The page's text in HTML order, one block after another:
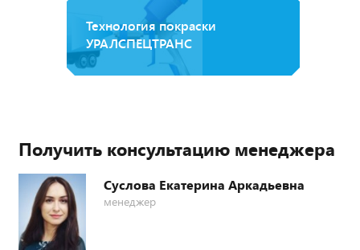
Технология покраски
УРАЛСПЕЦТРАНС
Получить консультацию менеджера
Суслова Екатерина Аркадьевна
менеджер